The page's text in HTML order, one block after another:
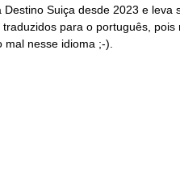
Suiça desde 2023 e leva
para o português,
nesse idioma ;-).